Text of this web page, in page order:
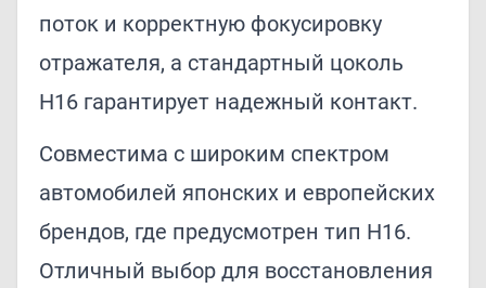
поток и корректную фокусировку
отражателя, а стандартный цоколь
H16 гарантирует надежный контакт.
Совместима с широким спектром
автомобилей японских и европейских
брендов, где предусмотрен тип H16.
Отличный выбор для восстановления